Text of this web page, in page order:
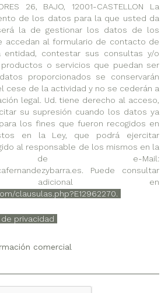
26, BAJO, 12001-CASTELLON La
de los datos para la que usted da
la de gestionar los datos de los
accedan al formulario de contacto de
contestar sus consultas y/o
o servicios que puedan ser
proporcionados se conservarán
cese de la actividad y no se cederán a
legal. Ud. tiene derecho al acceso,
su supresión cuando los datos ya
los fines que fueron recogidos en
en la Ley, que podrá ejercitar
al responsable de los mismos en la
de e-Mail:
Puede consultar
adicional en
clausulas.php?E12962270.
privacidad
comercial